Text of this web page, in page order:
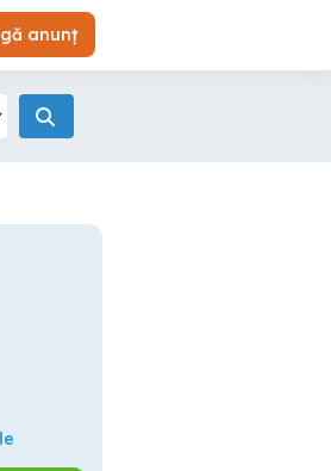
anunț